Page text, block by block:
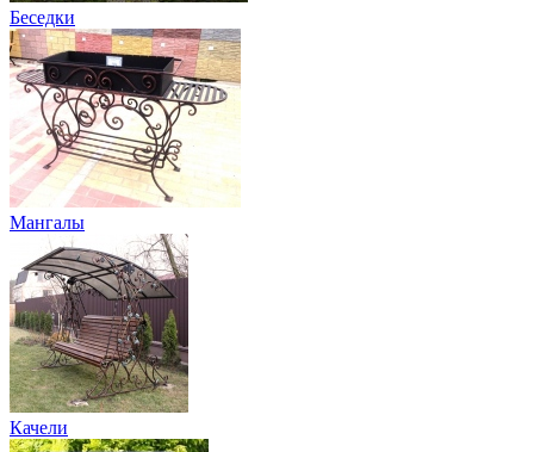
Беседки
Мангалы
Качели